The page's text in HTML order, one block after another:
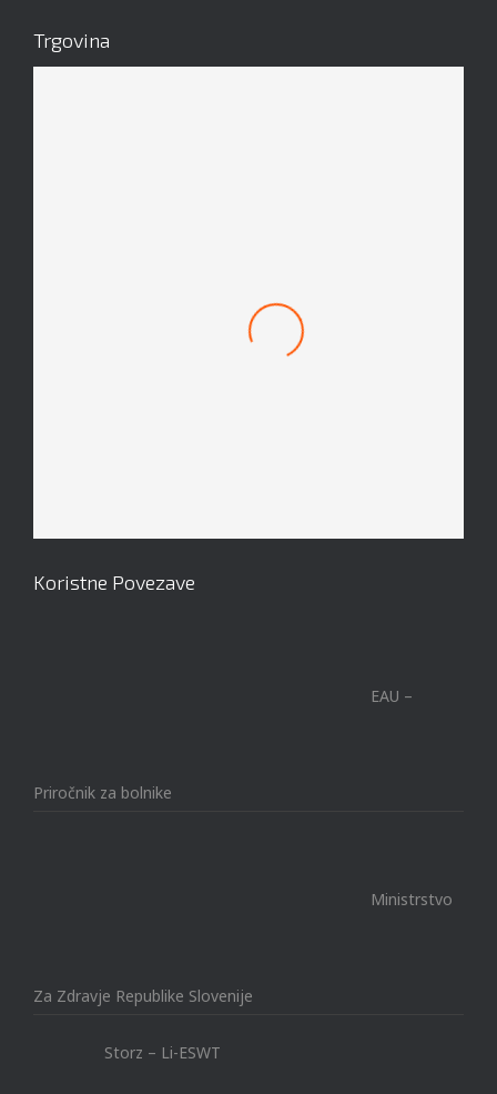
Trgovina
Koristne Povezave
EAU –
Priročnik za bolnike
Ministrstvo
Za Zdravje Republike Slovenije
Storz – Li-ESWT